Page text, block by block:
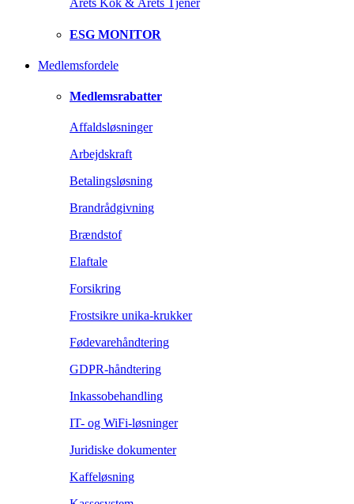
Årets Kok & Årets Tjener
ESG MONITOR
Medlemsfordele
Medlemsrabatter
Affaldsløsninger
Arbejdskraft
Betalingsløsning
Brandrådgivning
Brændstof
Elaftale
Forsikring
Frostsikre unika-krukker
Fødevarehåndtering
GDPR-håndtering
Inkassobehandling
IT- og WiFi-løsninger
Juridiske dokumenter
Kaffeløsning